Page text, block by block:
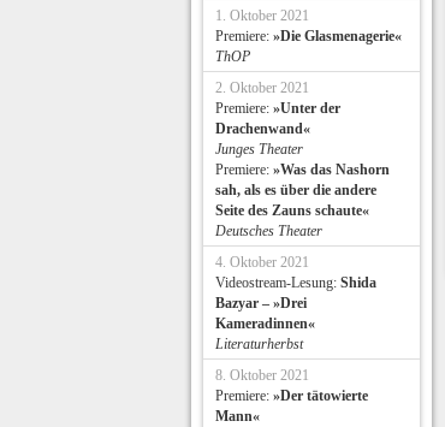
1. Oktober 2021
Premiere: »Die Glasmenagerie«
ThOP
2. Oktober 2021
Premiere: »Unter der
Drachenwand«
Junges Theater
Premiere: »Was das Nashorn
sah, als es über die andere
Seite des Zauns schaute«
Deutsches Theater
4. Oktober 2021
Videostream-Lesung: Shida
Bazyar – »Drei
Kameradinnen«
Literaturherbst
8. Oktober 2021
Premiere: »Der tätowierte
Mann«